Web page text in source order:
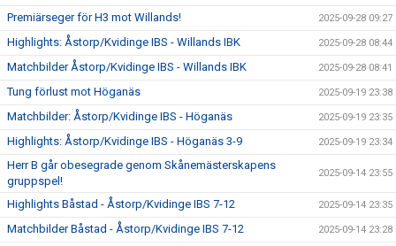
Premiärseger för H3 mot Willands! 2025-09-28 09:27
Highlights: Åstorp/Kvidinge IBS - Willands IBK 2025-09-28 08:44
Matchbilder Åstorp/Kvidinge IBS - Willands IBK 2025-09-28 08:41
Tung förlust mot Höganäs 2025-09-19 23:38
Matchbilder: Åstorp/Kvidinge IBS - Höganäs 2025-09-19 23:35
Highlights: Åstorp/Kvidinge IBS - Höganäs 3-9 2025-09-19 23:34
Herr B går obesegrade genom Skånemästerskapens
gruppspel!
2025-09-14 23:55
Highlights Båstad - Åstorp/Kvidinge IBS 7-12 2025-09-14 23:35
Matchbilder Båstad - Åstorp/Kvidinge IBS 7-12 2025-09-14 23:28